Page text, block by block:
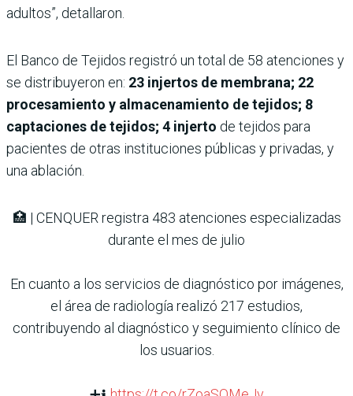
adultos”, detallaron.
El Banco de Tejidos registró un total de 58 atenciones y
se distribuyeron en: 23 injertos de membrana; 22
procesamiento y almacenamiento de tejidos; 8
captaciones de tejidos; 4 injerto de tejidos para
pacientes de otras instituciones públicas y privadas, y
una ablación.
🏥 | CENQUER registra 483 atenciones especializadas
durante el mes de julio
En cuanto a los servicios de diagnóstico por imágenes,
el área de radiología realizó 217 estudios,
contribuyendo al diagnóstico y seguimiento clínico de
los usuarios.